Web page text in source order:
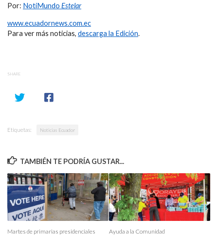
Por: NotiMundo Estelar
www.ecuadornews.com.ec
Para ver más noticias, descarga la Edición.
SHARE
Etiquetas: Noticias Ecuador
TAMBIÉN TE PODRÍA GUSTAR...
Martes de primarias presidenciales
Ayuda a la Comunidad